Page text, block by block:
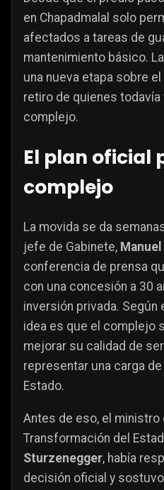
en Chapadmalal solo
afectados a tareas de
mantenimiento básico.
una nueva etapa sobre el
retiro de quienes todavía
complejo.
El plan oficial
complejo
La movida se da
jefe de Gabinete,
conferencia de prensa
con una concesión a 30
inversión privada. Según
idea es que el complejo
mejorar su calidad de
representar una carga
Estado.
Antes de eso, el ministro
Transformación del
Sturzenegger, había
decisión oficial y